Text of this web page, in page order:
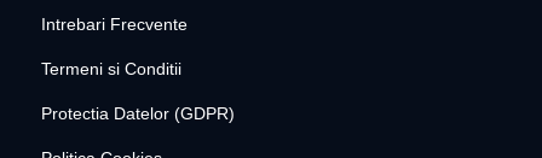
Intrebari Frecvente
Termeni si Conditii
Protectia Datelor (GDPR)